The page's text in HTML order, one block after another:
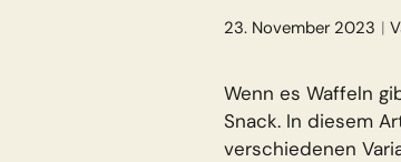
23. November 2023
Wenn es Waffeln
Snack. In diesem
verschiedenen